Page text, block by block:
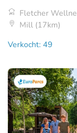
Fletcher
Mill (17km)
Verkocht: 49